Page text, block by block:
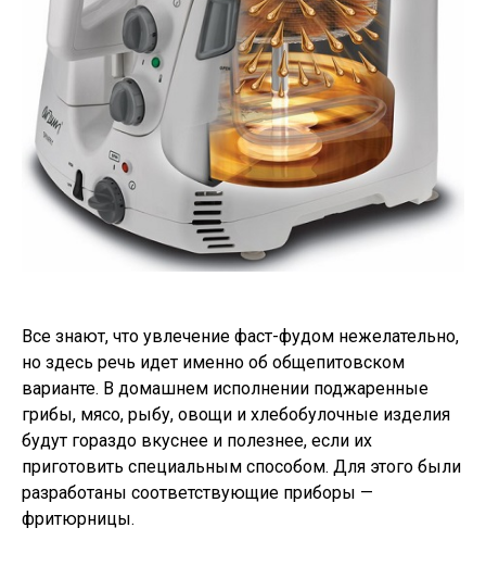
Все знают, что увлечение фаст-фудом нежелательно,
но здесь речь идет именно об общепитовском
варианте. В домашнем исполнении поджаренные
грибы, мясо, рыбу, овощи и хлебобулочные изделия
будут гораздо вкуснее и полезнее, если их
приготовить специальным способом. Для этого были
разработаны соответствующие приборы —
фритюрницы.